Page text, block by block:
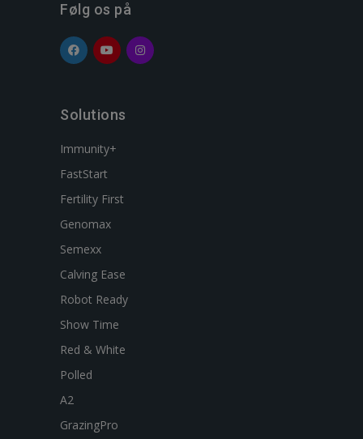
Følg os på
Solutions
Immunity+
FastStart
Fertility First
Genomax
Semexx
Calving Ease
Robot Ready
Show Time
Red & White
Polled
A2
GrazingPro